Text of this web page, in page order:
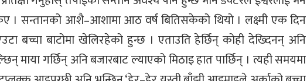
। सन्तानको आशै–आशामा आठ वर्ष बितिसकेको थियो । लक्ष्मी एक दिन
बच्चा बाटोमा खेलिरहेको हुन्छ । एताउति हेर्छिन् कोही देख्दिनन् अनि
माया गर्छिन् अनि बजारबाट ल्याएको मिठाइ हात पार्छिन् । त्यही समयमा